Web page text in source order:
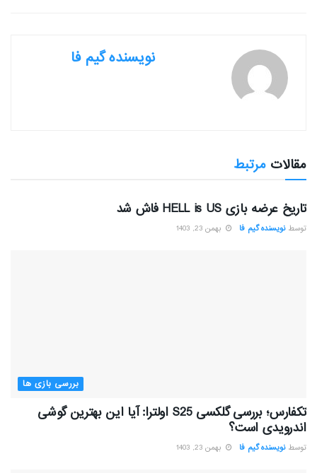
نویسنده گیم فا
مقالات مرتبط
تاریخ عرضه بازی HELL is US فاش شد
توسط نویسنده گیم فا بهمن 23, 1403
بررسی بازی ها
تکفارس؛ بررسی گلکسی S25 اولترا: آیا این بهترین گوشی
اندرویدی است؟
توسط نویسنده گیم فا بهمن 23, 1403